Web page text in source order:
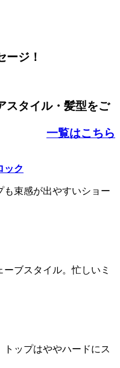
ージ！
スタイル・髪型をご
一覧はこちら
ク
束感が出やすいショー
ブスタイル。忙しいミ
トップはややハードにス